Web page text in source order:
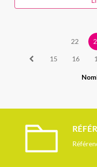
15 16
22